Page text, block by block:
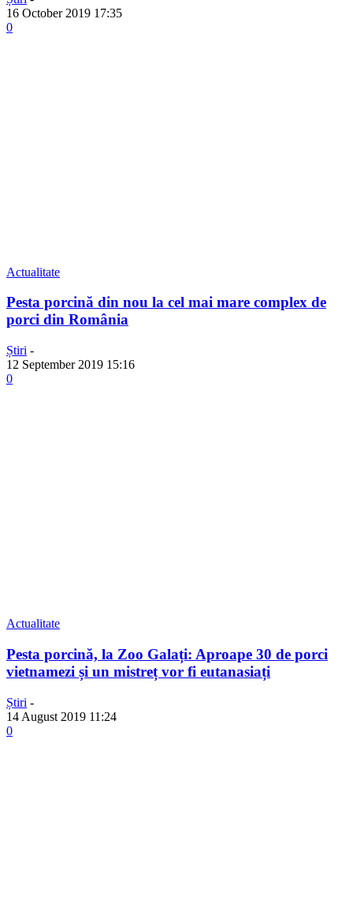
16 October 2019 17:35
0
Actualitate
Pesta porcină din nou la cel mai mare complex de
porci din România
Știri -
12 September 2019 15:16
0
Actualitate
Pesta porcină, la Zoo Galați: Aproape 30 de porci
vietnamezi și un mistreț vor fi eutanasiați
Știri -
14 August 2019 11:24
0